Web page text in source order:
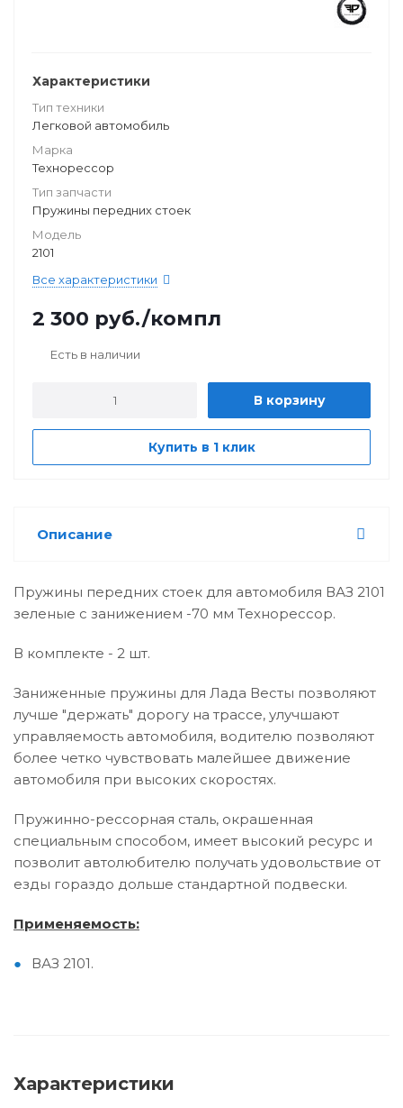
Характеристики
Тип техники
Легковой автомобиль
Марка
Технорессор
Тип запчасти
Пружины передних стоек
Модель
2101
Все характеристики
2 300 руб./компл
Есть в наличии
В корзину
Купить в 1 клик
Описание
Пружины передних стоек для автомобиля ВАЗ 2101
зеленые с занижением -70 мм Технорессор.
В комплекте - 2 шт.
Заниженные пружины для Лада Весты позволяют
лучше "держать" дорогу на трассе, улучшают
управляемость автомобиля, водителю позволяют
более четко чувствовать малейшее движение
автомобиля при высоких скоростях.
Пружинно-рессорная сталь, окрашенная
специальным способом, имеет высокий ресурс и
позволит автолюбителю получать удовольствие от
езды гораздо дольше стандартной подвески.
Применяемость:
ВАЗ 2101.
Характеристики